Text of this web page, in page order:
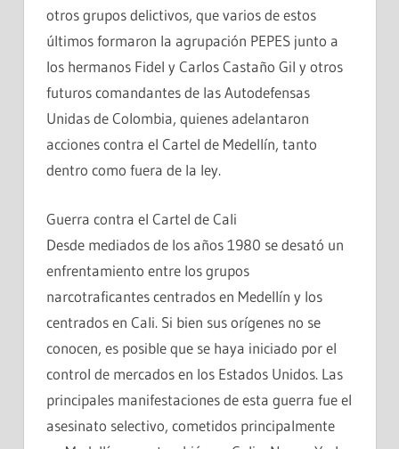
otros grupos delictivos, que varios de estos
últimos formaron la agrupación PEPES junto a
los hermanos Fidel y Carlos Castaño Gil y otros
futuros comandantes de las Autodefensas
Unidas de Colombia, quienes adelantaron
acciones contra el Cartel de Medellín, tanto
dentro como fuera de la ley.
Guerra contra el Cartel de Cali
Desde mediados de los años 1980 se desató un
enfrentamiento entre los grupos
narcotraficantes centrados en Medellín y los
centrados en Cali. Si bien sus orígenes no se
conocen, es posible que se haya iniciado por el
control de mercados en los Estados Unidos. Las
principales manifestaciones de esta guerra fue el
asesinato selectivo, cometidos principalmente